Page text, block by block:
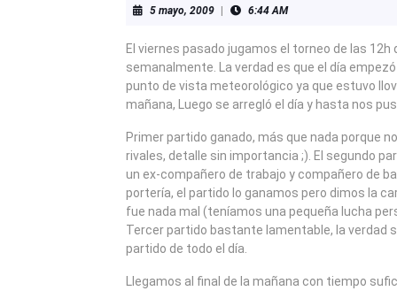
5 mayo, 20095
2009
6:44 AM
El viernes pasado jugamos el torneo de las 12h
semanalmente. La verdad es que el día
punto de vista meteorológico ya que estuvo
mañana, Luego se arregló el día y hasta nos
Primer partido ganado, más que nada porque
rivales, detalle sin importancia ;). El segundo
un ex-compañero de trabajo y compañero de
portería, el partido lo ganamos pero dimos la
fue nada mal (teníamos una pequeña lucha
Tercer partido bastante lamentable, la verdad
partido de todo el día.
Llegamos al final de la mañana con tiempo